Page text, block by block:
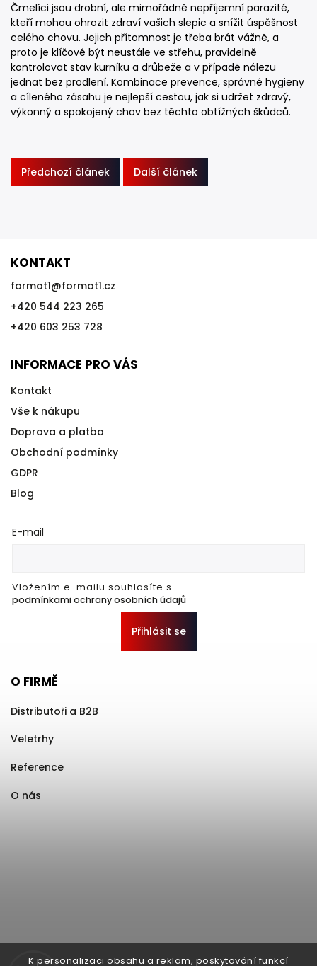
K personalizaci obsahu a reklam, poskytování funkcí
Čmelíci jsou drobní, ale mimořádně nepříjemní parazité,
kteří mohou ohrozit zdraví vašich slepic a snížit úspěšnost
celého chovu. Jejich přítomnost je třeba brát vážně, a
proto je klíčové být neustále ve střehu, pravidelně
kontrolovat stav kurníku a drůbeže a v případě nálezu
jednat bez prodlení. Kombinace prevence, správné hygieny
a cíleného zásahu je nejlepší cestou, jak si udržet zdravý,
výkonný a spokojený chov bez těchto obtížných škůdců.
Předchozí článek Další článek
KONTAKT
format1@format1.cz
+420 544 223 265
+420 603 253 728
INFORMACE PRO VÁS
Kontakt
Vše k nákupu
Doprava a platba
Obchodní podmínky
GDPR
Blog
E-mail
Vložením e-mailu souhlasíte s
podmínkami ochrany osobních údajů
Přihlásit se
O FIRMĚ
Distributoři a B2B
Veletrhy
Reference
O nás